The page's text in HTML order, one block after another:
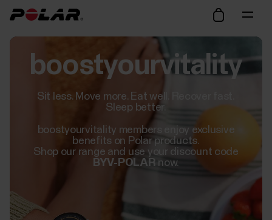
boostyourvitality
Sit less. Move more. Eat well. Recover fast.
Sleep better.
boostyourvitality members enjoy exclusive
benefits on Polar products.
Shop our range and use your discount code
BYV-POLAR now.